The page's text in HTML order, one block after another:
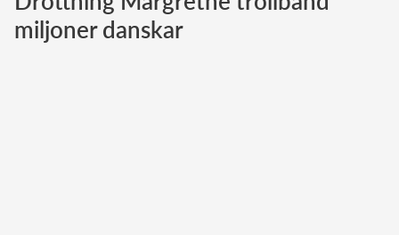
Norska kungahuset
miljoner danskar